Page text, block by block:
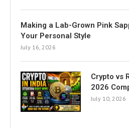
Making a Lab-Grown Pink
Your Personal Style
July 16, 2026
Crypto vs
2026
July 10, 2026